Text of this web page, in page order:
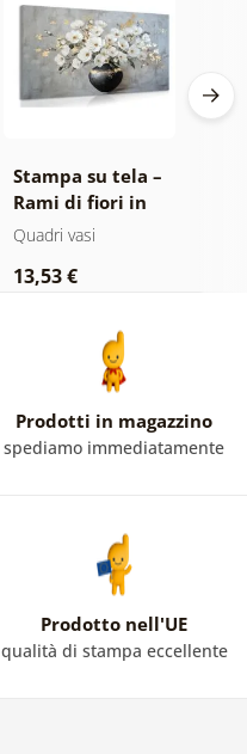
Stampa su tela –
Rami di fiori in
vaso nero
Quadri vasi
13,53 €
Prodotti in magazzino
spediamo immediatamente
Prodotto nell'UE
qualità di stampa eccellente